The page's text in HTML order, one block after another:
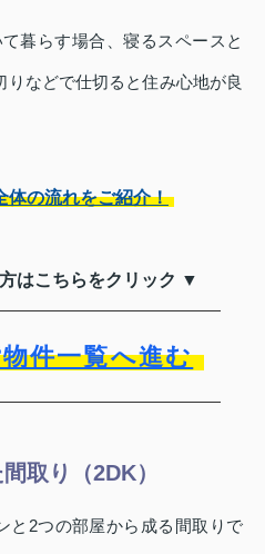
暮らす場合、寝るスペースと
などで仕切ると住み心地が良
体の流れをご紹介！
はこちらをクリック ▼
件一覧へ進む
取り（2DK）
と2つの部屋から成る間取りで